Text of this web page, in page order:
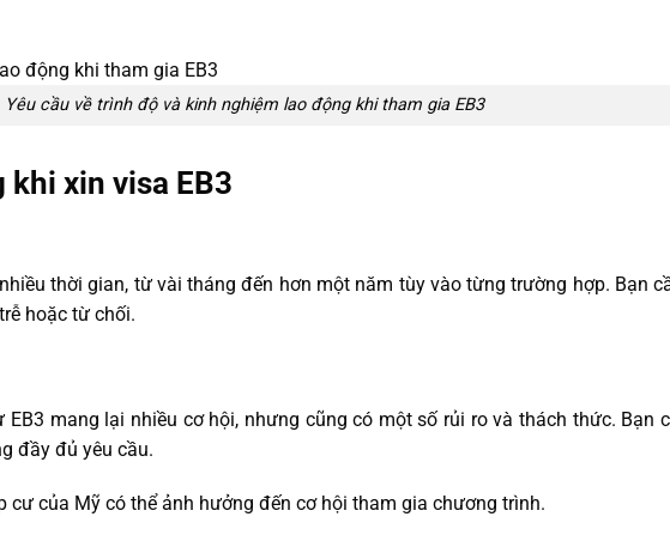
Yêu cầu về trình độ và kinh nghiệm lao động khi tham gia EB3
xin visa EB3
thời gian, từ vài tháng đến hơn một năm tùy vào từng trường hợp. Bạn
hoặc từ chối.
mang lại nhiều cơ hội, nhưng cũng có một số rủi ro và thách thức. Bạn
đầy đủ yêu cầu.
cư của Mỹ có thể ảnh hưởng đến cơ hội tham gia chương trình.